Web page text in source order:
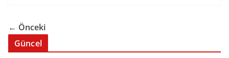
← Önceki
Güncel